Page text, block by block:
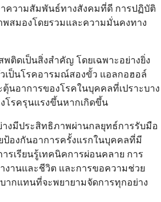
าความสัมพันธ์ทางสังคมที่ดี การปฏิบัติ
สมองโดยรวมและความมั่นคงทาง
พติดเป็นสิ่งสำคัญ โดยเฉพาะอย่างยิ่ง
ป็นโรคอารมณ์สองขั้ว แอลกอฮอล์
นอาการของโรคในบุคคลที่เปราะบาง
โรครุนแรงขึ้นหากเกิดขึ้น
างมีประสิทธิภาพผ่านกลยุทธ์การรับมือ
องกันอาการครั้งแรกในบุคคลที่มี
ารเรียนรู้เทคนิคการผ่อนคลาย การ
งานและชีวิต และการขอความช่วย
ากแทนที่จะพยายามจัดการทุกอย่าง